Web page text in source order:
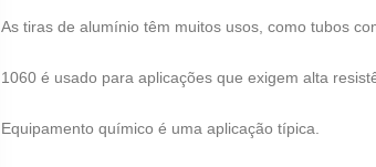
As tiras de alumínio têm muitos usos, como tubos
1060 é usado para aplicações que exigem alta
Equipamento químico é uma aplicação típica.